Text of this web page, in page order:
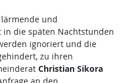
und
die späten Nachtstunden
ignoriert und die
zu ihren
Christian Sikora